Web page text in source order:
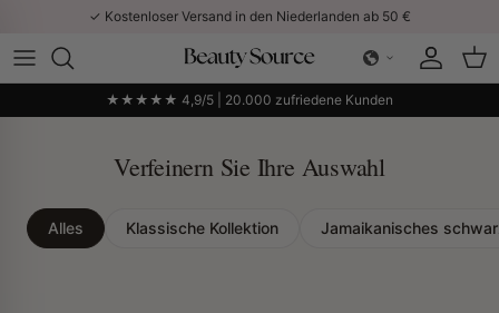
Direkt zum Inhalt✓ Kostenloser Versand in den Niederlanden ab 50 €
Konto
★★★★★ 4,9/5 | 20.000 zufriedene Kunden
Verfeinern Sie Ihre Auswahl
Alles Klassische Kollektion Jamaikanisches